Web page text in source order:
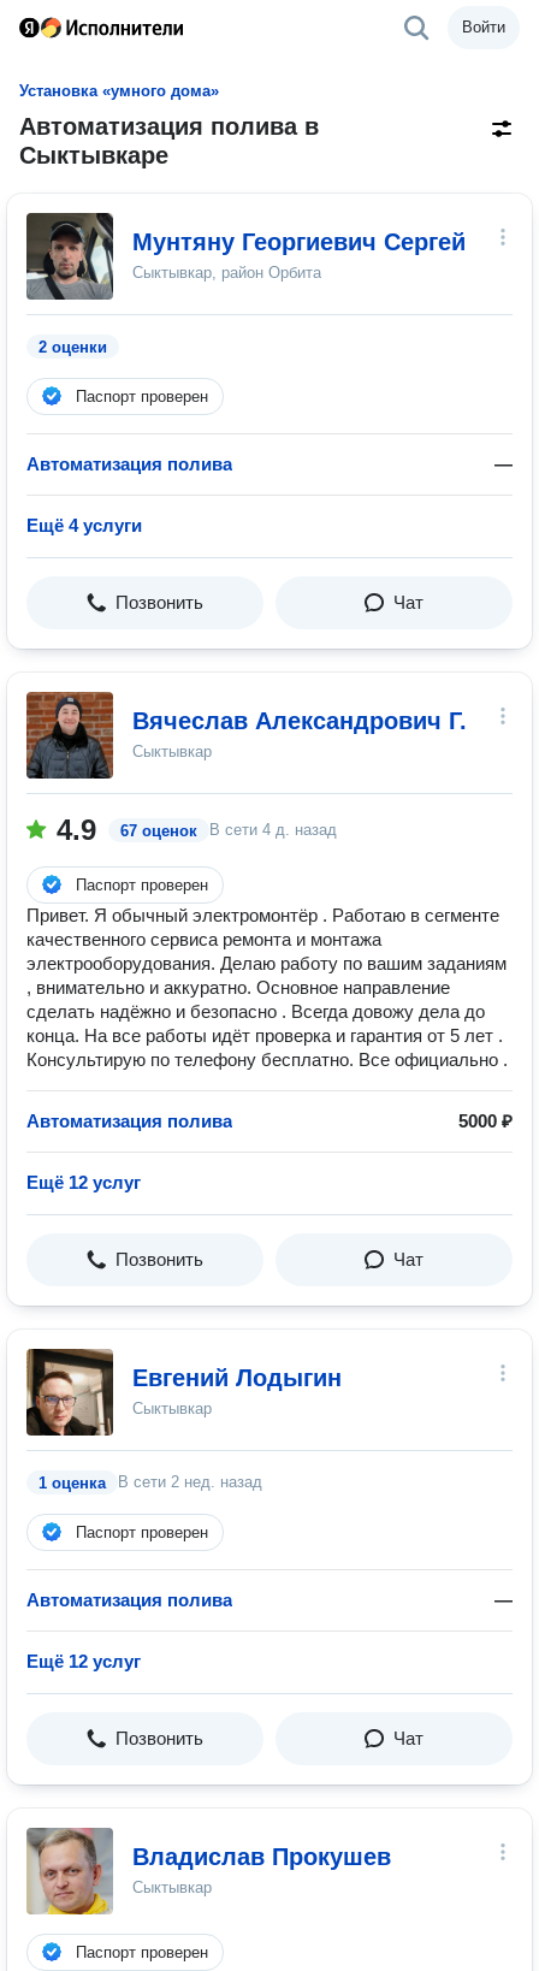
Войти
Установка «умного дома»
Автоматизация полива в
Сыктывкаре
Мунтяну Георгиевич Сергей
Сыктывкар, район Орбита
2 оценки
Паспорт проверен
Автоматизация полива —
Ещё 4 услуги
Позвонить Чат
Вячеслав Александрович Г.
Сыктывкар
4.9 67 оценок В сети 4 д. назад
Паспорт проверен
Привет. Я обычный электромонтёр . Работаю в сегменте
качественного сервиса ремонта и монтажа
электрооборудования. Делаю работу по вашим заданиям
, внимательно и аккуратно. Основное направление
сделать надёжно и безопасно . Всегда довожу дела до
конца. На все работы идёт проверка и гарантия от 5 лет .
Консультирую по телефону бесплатно. Все официально .
Автоматизация полива 5000 ₽
Ещё 12 услуг
Позвонить Чат
Евгений Лодыгин
Сыктывкар
1 оценка В сети 2 нед. назад
Паспорт проверен
Автоматизация полива —
Ещё 12 услуг
Позвонить Чат
Владислав Прокушев
Сыктывкар
Паспорт проверен